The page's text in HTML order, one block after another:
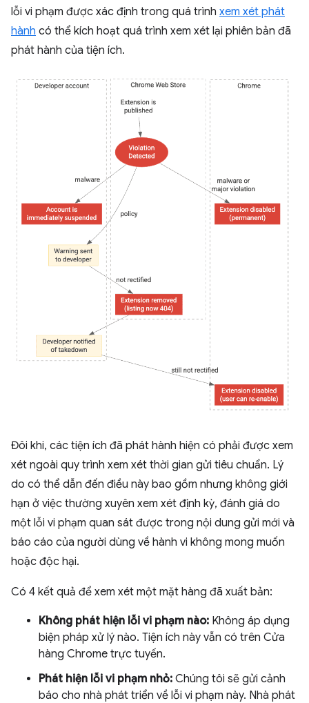
lỗi vi phạm được xác định trong quá trình xem xét phát
hành có thể kích hoạt quá trình xem xét lại phiên bản đã
phát hành của tiện ích.
Đôi khi, các tiện ích đã phát hành hiện có phải được xem
xét ngoài quy trình xem xét thời gian gửi tiêu chuẩn. Lý
do có thể dẫn đến điều này bao gồm nhưng không giới
hạn ở việc thường xuyên xem xét định kỳ, đánh giá do
một lỗi vi phạm quan sát được trong nội dung gửi mới và
báo cáo của người dùng về hành vi không mong muốn
hoặc độc hại.
Có 4 kết quả để xem xét một mặt hàng đã xuất bản:
Không phát hiện lỗi vi phạm nào: Không áp dụng
biện pháp xử lý nào. Tiện ích này vẫn có trên Cửa
hàng Chrome trực tuyến.
Phát hiện lỗi vi phạm nhỏ: Chúng tôi sẽ gửi cảnh
báo cho nhà phát triển về lỗi vi phạm này. Nhà phát